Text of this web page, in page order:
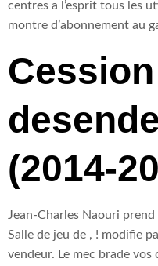
centres a l’esprit tous les
montre d’abonnement au
(2014-
Jean-Charles Naouri
Salle de jeu de , ! modifie
vendeur. Le mec brade vos